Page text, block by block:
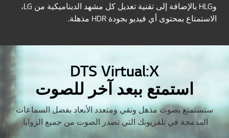
وHLG بالإضافة إلى تقنية تعديل كل مشهد الديناميكية من LG،
الاستمتاع بمحتوى أي فيديو بجودة HDR مذهلة.
DTS Virtual:X
استمتع ببعد آخر للصوت
ستستمتع بصوت مذهل ونقي ومتعدد الأبعاد بفضل السماعات
المدمجة في تلفزيونك التي تصدر الصوت من جميع الزوايا.